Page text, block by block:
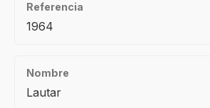
Referencia
1964
Nombre
Lautar